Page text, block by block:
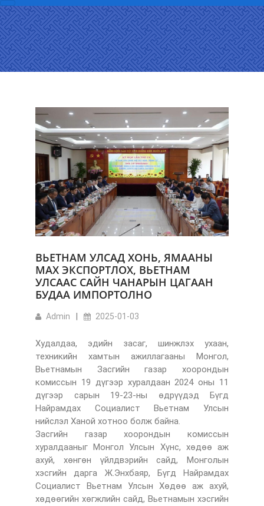
ВЬЕТНАМ УЛСАД ХОНЬ, ЯМААНЫ
МАХ ЭКСПОРТЛОХ, ВЬЕТНАМ
УЛСААС САЙН ЧАНАРЫН ЦАГААН
БУДАА ИМПОРТОЛНО
Admin 2025-01-03
Худалдаа, эдийн засаг, шинжлэх ухаан,
техникийн хамтын ажиллагааны Монгол,
Вьетнамын Засгийн газар хоорондын
комиссын 19 дүгээр хуралдаан 2024 оны 11
дүгээр сарын 19-23-ны өдрүүдэд Бүгд
Найрамдах Социалист Вьетнам Улсын
нийслэл Ханой хотноо болж байна.
Засгийн газар хоорондын комиссын
хуралдааныг Монгол Улсын Хүнс, хөдөө аж
ахуй, хөнгөн үйлдвэрийн сайд, Монголын
хэсгийн дарга Ж.Энхбаяр, Бүгд Найрамдах
Социалист Вьетнам Улсын Хөдөө аж ахуй,
хөдөөгийн хөгжлийн сайд, Вьетнамын хэсгийн